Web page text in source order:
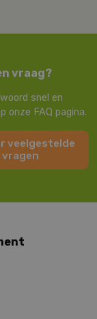
vraag?
snel en
onze FAQ pagina.
veelgestelde
vragen